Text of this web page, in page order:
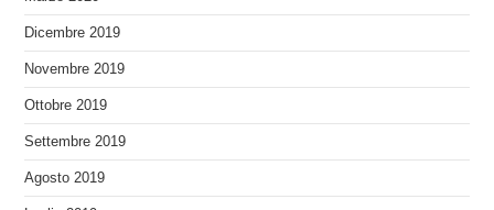
Dicembre 2019
Novembre 2019
Ottobre 2019
Settembre 2019
Agosto 2019